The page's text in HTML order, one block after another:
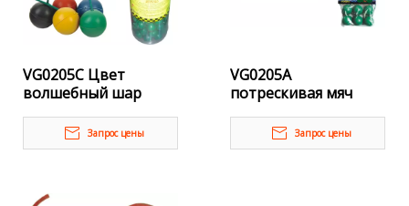
VG0205C Цвет
волшебный шар
Запрос цены
VG0205A
потрескивая мяч
Запрос цены